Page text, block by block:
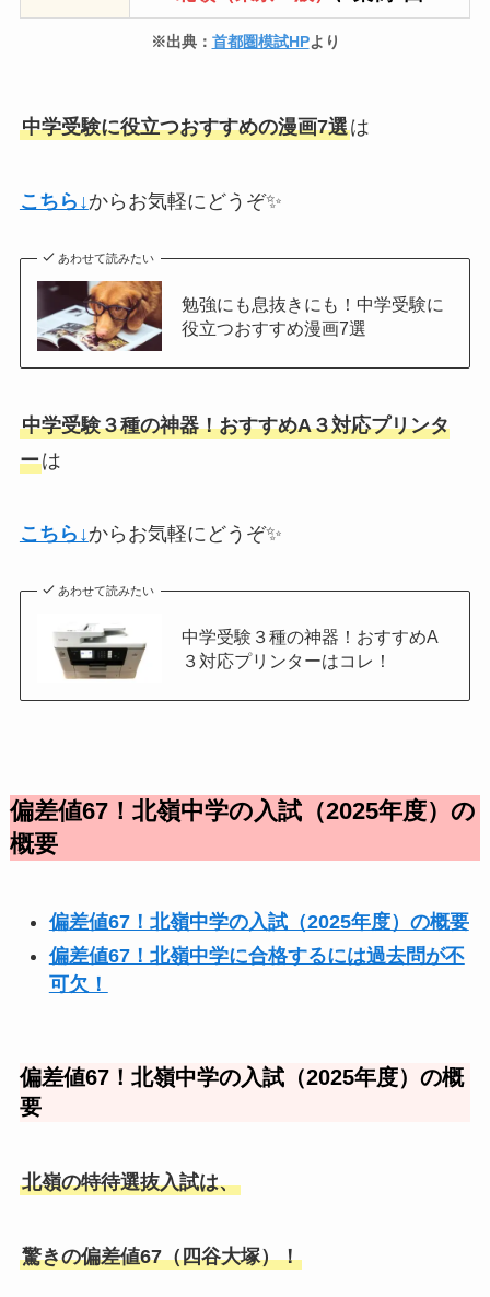
※出典： 首都圏模試HPより
中学受験に役立つおすすめの漫画7選は
こちら↓からお気軽にどうぞ✨
あわせて読みたい
勉強にも息抜きにも！中学受験に
役立つおすすめ漫画7選
中学受験３種の神器！おすすめA３対応プリンタ
ーは
こちら↓からお気軽にどうぞ✨
あわせて読みたい
中学受験３種の神器！おすすめA
３対応プリンターはコレ！
偏差値67！北嶺中学の入試（2025年度）の
概要
偏差値67！北嶺中学の入試（2025年度）の概要
偏差値67！北嶺中学に合格するには過去問が不
可欠！
偏差値67！北嶺中学の入試（2025年度）の概
要
北嶺の特待選抜入試は、
驚きの偏差値67（四谷大塚）！